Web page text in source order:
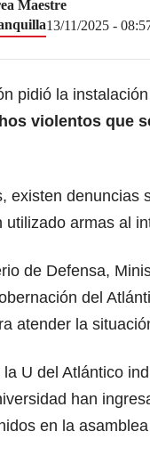
Maestre
13/11/2025 -
pidió la
violentos que
existen denuncias
armas al
de Defensa,
del
atender la
U del Atlántico
han
en la